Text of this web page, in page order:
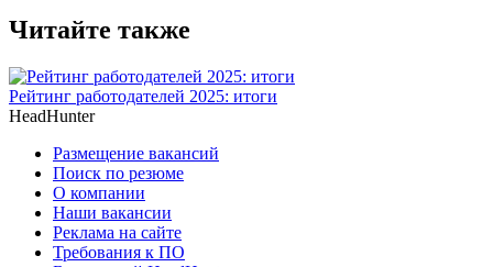
Читайте также
Рейтинг работодателей 2025: итоги
HeadHunter
Размещение вакансий
Поиск по резюме
О компании
Наши вакансии
Реклама на сайте
Требования к ПО